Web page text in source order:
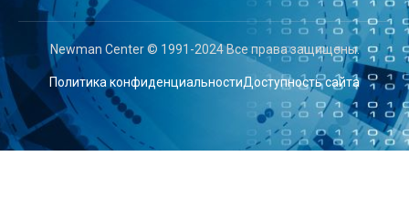
Newman Center © 1991-2024 Все права защищены.
Политика конфиденциальностиДоступность сайта